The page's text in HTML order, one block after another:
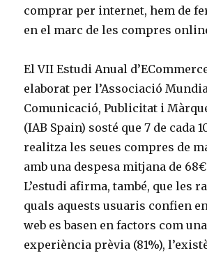
comprar per internet, hem de
en el marc de les compres
El VII Estudi Anual
elaborat per l’Associació
Comunicació, Publicitat i
(IAB Spain) sosté que 7 de cada
realitza les seues compres de
amb una despesa mitjana de
L’estudi afirma, també, que les
quals aquests usuaris confien
web es basen en factors com
experiència prèvia (81%),